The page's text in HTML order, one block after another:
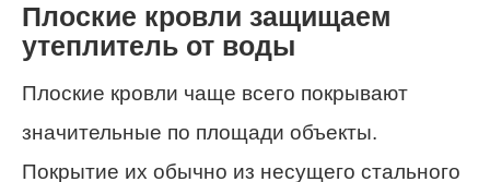
Плоские кровли защищаем
утеплитель от воды
Плоские кровли чаще всего покрывают
значительные по площади объекты.
Покрытие их обычно из несущего стального